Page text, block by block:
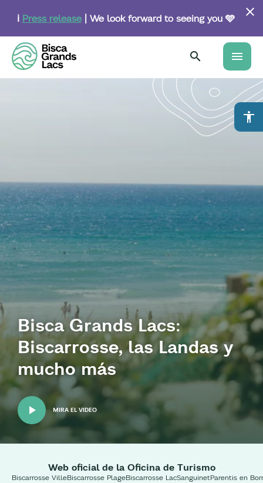
content
ℹ️ Press release| We look forward to seeing you 🩵
menu
accessibility
Bisca Grands Lacs:
Biscarrosse, las Landas y
mucho más
MIRA EL VIDEO
Web oficial de la Oficina de Turismo
Biscarrosse VilleBiscarrosse PlageBiscarrosse LacSanguinetParentis en